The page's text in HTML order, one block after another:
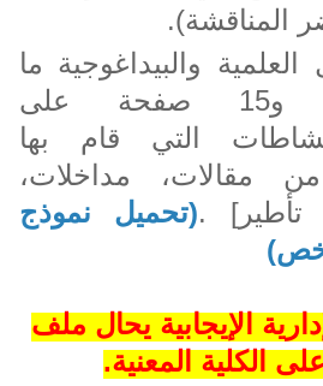
المناقشة).
والبيداغوجية ما
بين 10 و15 صفحة على
التي قام بها
مقالات، مداخلات،
[
.(تحميل نموذج
الإيجابية يحال ملف
الكلية المعنية.